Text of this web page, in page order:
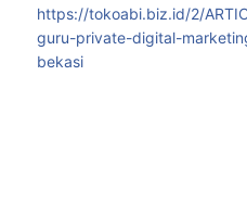
https://tokoabi.biz.id/2/
guru-private-digital-
bekasi